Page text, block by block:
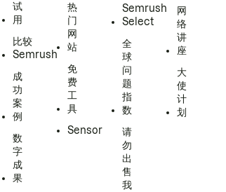
试
用
比较
Semrush
成
功
案
例
数
字
成
果
热
门
网
站
免
费
工
具
Sensor
Semrush
Select
全
球
问
题
指
数
请
勿
出
售
我
网
络
讲
座
大
使
计
划